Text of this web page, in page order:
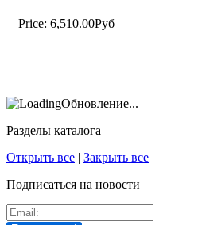
Price: 6,510.00Руб
Обновление...
Разделы каталога
Открыть все | Закрыть все
Подписаться на новости